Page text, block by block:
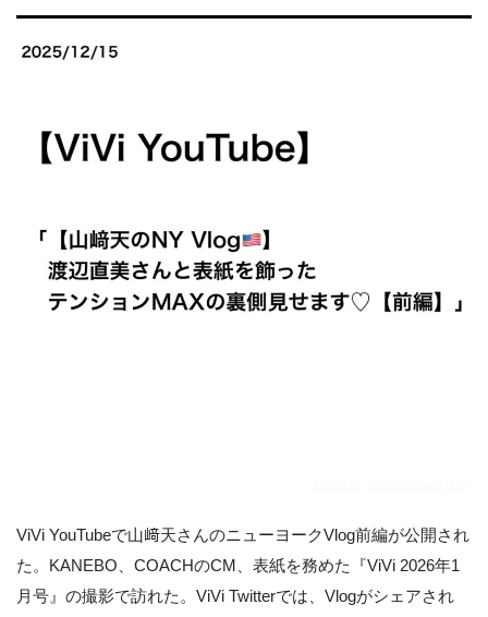
ViVi YouTubeで山﨑天さんのニューヨークVlog前編が公開され
た。KANEBO、COACHのCM、表紙を務めた『ViVi 2026年1
月号』の撮影で訪れた。ViVi Twitterでは、Vlogがシェアされ